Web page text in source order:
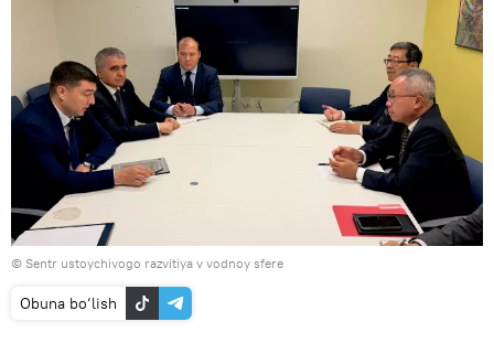
© Sentr ustoychivogo razvitiya v vodnoy sfere
Obuna bo‘lish